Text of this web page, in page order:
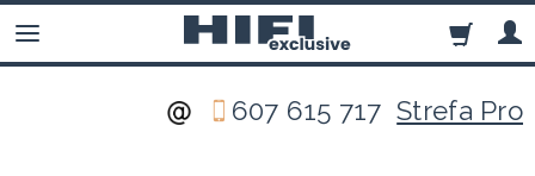
607 615 717Strefa Pro